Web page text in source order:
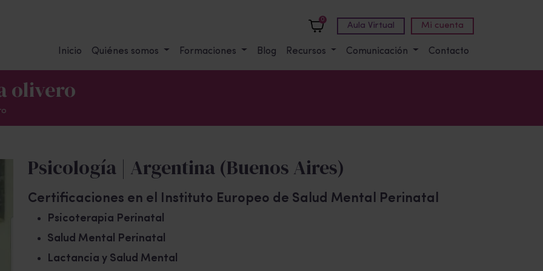
0
Aula Virtual Mi cuenta
Inicio Quiénes somos Formaciones Blog Recursos Comunicación Contacto
olivero
Psicología | Argentina (Buenos Aires)
Certificaciones en el Instituto Europeo de Salud Mental Perinatal
Psicoterapia Perinatal
Salud Mental Perinatal
Lactancia y Salud Mental